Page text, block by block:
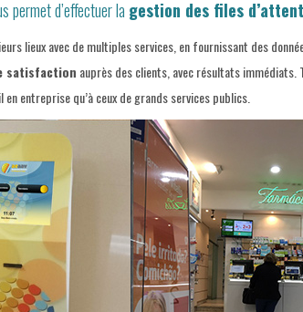
permet d’effectuer la gestion des files
lieux avec de multiples services, en fournissant des
satisfaction auprès des clients, avec résultats immédiats.
entreprise qu’à ceux de grands services publics.